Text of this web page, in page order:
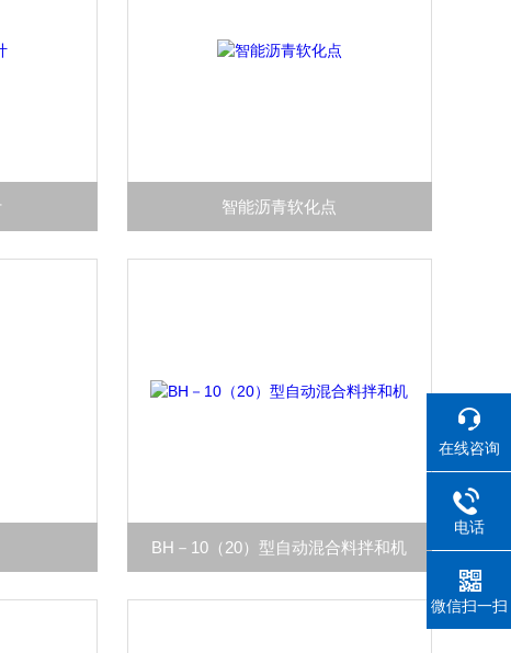
智能沥青软化点
BH－10（20）型自动混合料拌和机
在线咨询
电话
微信扫一扫